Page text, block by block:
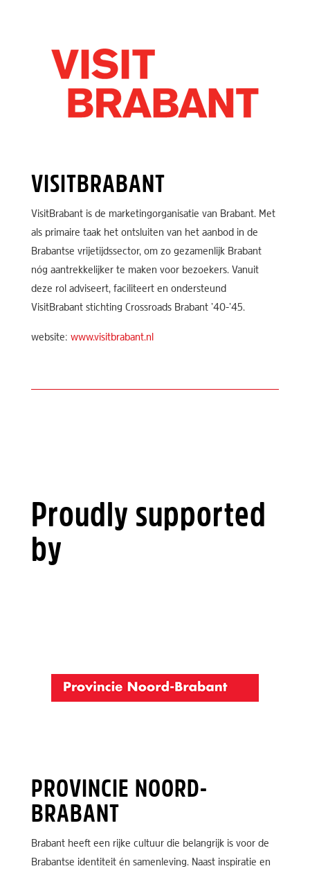
VISITBRABANT
VisitBrabant is de marketingorganisatie van Brabant. Met
als primaire taak het ontsluiten van het aanbod in de
Brabantse vrijetijdssector, om zo gezamenlijk Brabant
nóg aantrekkelijker te maken voor bezoekers. Vanuit
deze rol adviseert, faciliteert en ondersteund
VisitBrabant stichting Crossroads Brabant ’40-’45.
website: www.visitbrabant.nl
Proudly supported
by
PROVINCIE NOORD-
BRABANT
Brabant heeft een rijke cultuur die belangrijk is voor de
Brabantse identiteit én samenleving. Naast inspiratie en